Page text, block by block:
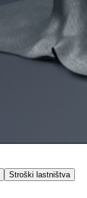
Stroški lastništva